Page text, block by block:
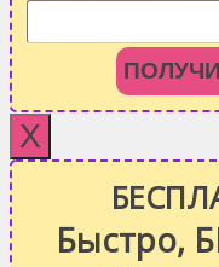
X
Быстро,